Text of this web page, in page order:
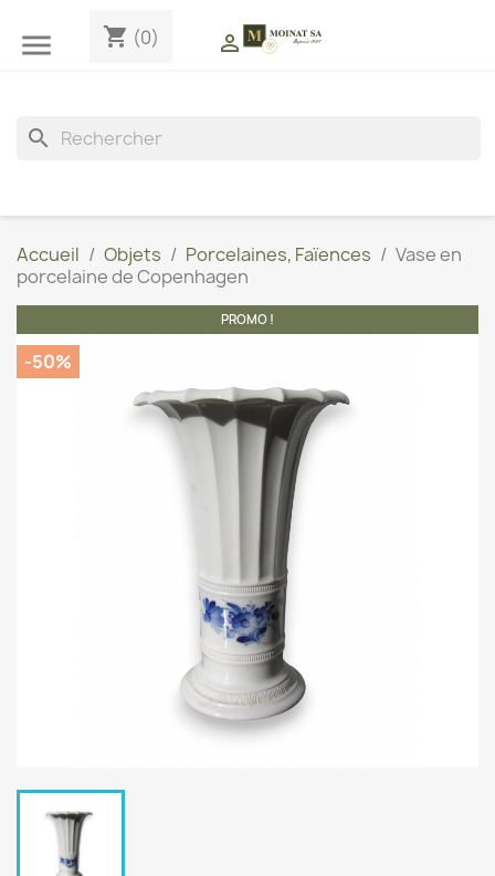
 shopping_cart (0) 
search
Accueil Objets Porcelaines, Faïences
Vase en
porcelaine de Copenhagen
PROMO !
-50%